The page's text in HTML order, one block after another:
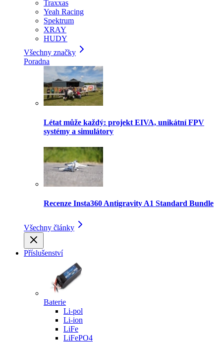
Traxxas
Yeah Racing
Spektrum
XRAY
HUDY
Všechny značky
Poradna
Létat může každý: projekt EIVA, unikátní FPV
systémy a simulátory
Recenze Insta360 Antigravity A1 Standard Bundle
Všechny články
Příslušenství
Baterie
Li-pol
Li-ion
LiFe
LiFePO4